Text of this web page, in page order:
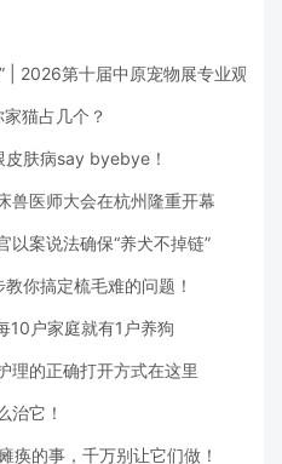
| 2026第十届中原宠物展专业观众
猫占几个？
肤病say byebye！
兽医师大会在杭州隆重开幕
以案说法确保“养犬不掉链”
你搞定梳毛难的问题！
10户家庭就有1户养狗
理的正确打开方式在这里
治它！
痪的事，千万别让它们做！